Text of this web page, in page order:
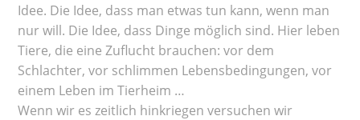
Idee. Die Idee, dass man etwas tun kann, wenn man
nur will. Die Idee, dass Dinge möglich sind. Hier leben
Tiere, die eine Zuflucht brauchen: vor dem
Schlachter, vor schlimmen Lebensbedingungen, vor
einem Leben im Tierheim …
Wenn wir es zeitlich hinkriegen versuchen wir